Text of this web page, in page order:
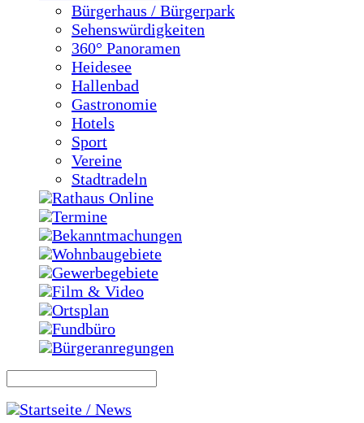
Bürgerhaus / Bürgerpark
Sehenswürdigkeiten
360° Panoramen
Heidesee
Hallenbad
Gastronomie
Hotels
Sport
Vereine
Stadtradeln
Rathaus Online
Termine
Bekanntmachungen
Wohnbaugebiete
Gewerbegebiete
Film & Video
Ortsplan
Fundbüro
Bürgeranregungen
Startseite / News